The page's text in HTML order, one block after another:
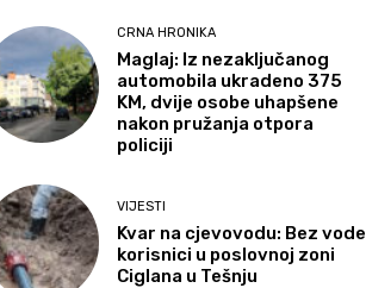
CRNA HRONIKA
Maglaj: Iz nezaključanog
automobila ukradeno 375
KM, dvije osobe uhapšene
nakon pružanja otpora
policiji
VIJESTI
Kvar na cjevovodu: Bez vode
korisnici u poslovnoj zoni
Ciglana u Tešnju